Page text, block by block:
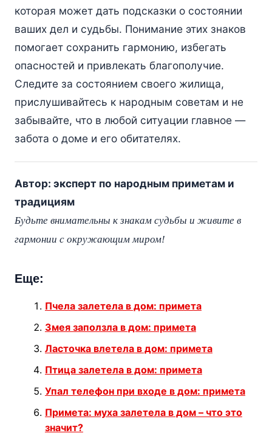
которая может дать подсказки о состоянии
ваших дел и судьбы. Понимание этих знаков
помогает сохранить гармонию, избегать
опасностей и привлекать благополучие.
Следите за состоянием своего жилища,
прислушивайтесь к народным советам и не
забывайте, что в любой ситуации главное —
забота о доме и его обитателях.
Автор: эксперт по народным приметам и
традициям
Будьте внимательны к знакам судьбы и живите в
гармонии с окружающим миром!
Еще:
Пчела залетела в дом: примета
Змея заползла в дом: примета
Ласточка влетела в дом: примета
Птица залетела в дом: примета
Упал телефон при входе в дом: примета
Примета: муха залетела в дом – что это
значит?